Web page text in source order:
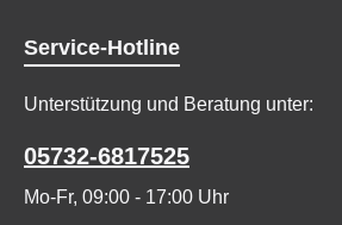
Service-Hotline
Unterstützung und Beratung unter:
05732-6817525
Mo-Fr, 09:00 - 17:00 Uhr